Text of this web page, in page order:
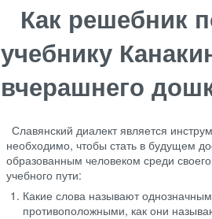
Как решебник
учебнику
вчерашнего
Славянский диалект является
необходимо, чтобы стать в будущем
образованным человеком среди
учебного пути:
Какие слова называют
противоположными, как они